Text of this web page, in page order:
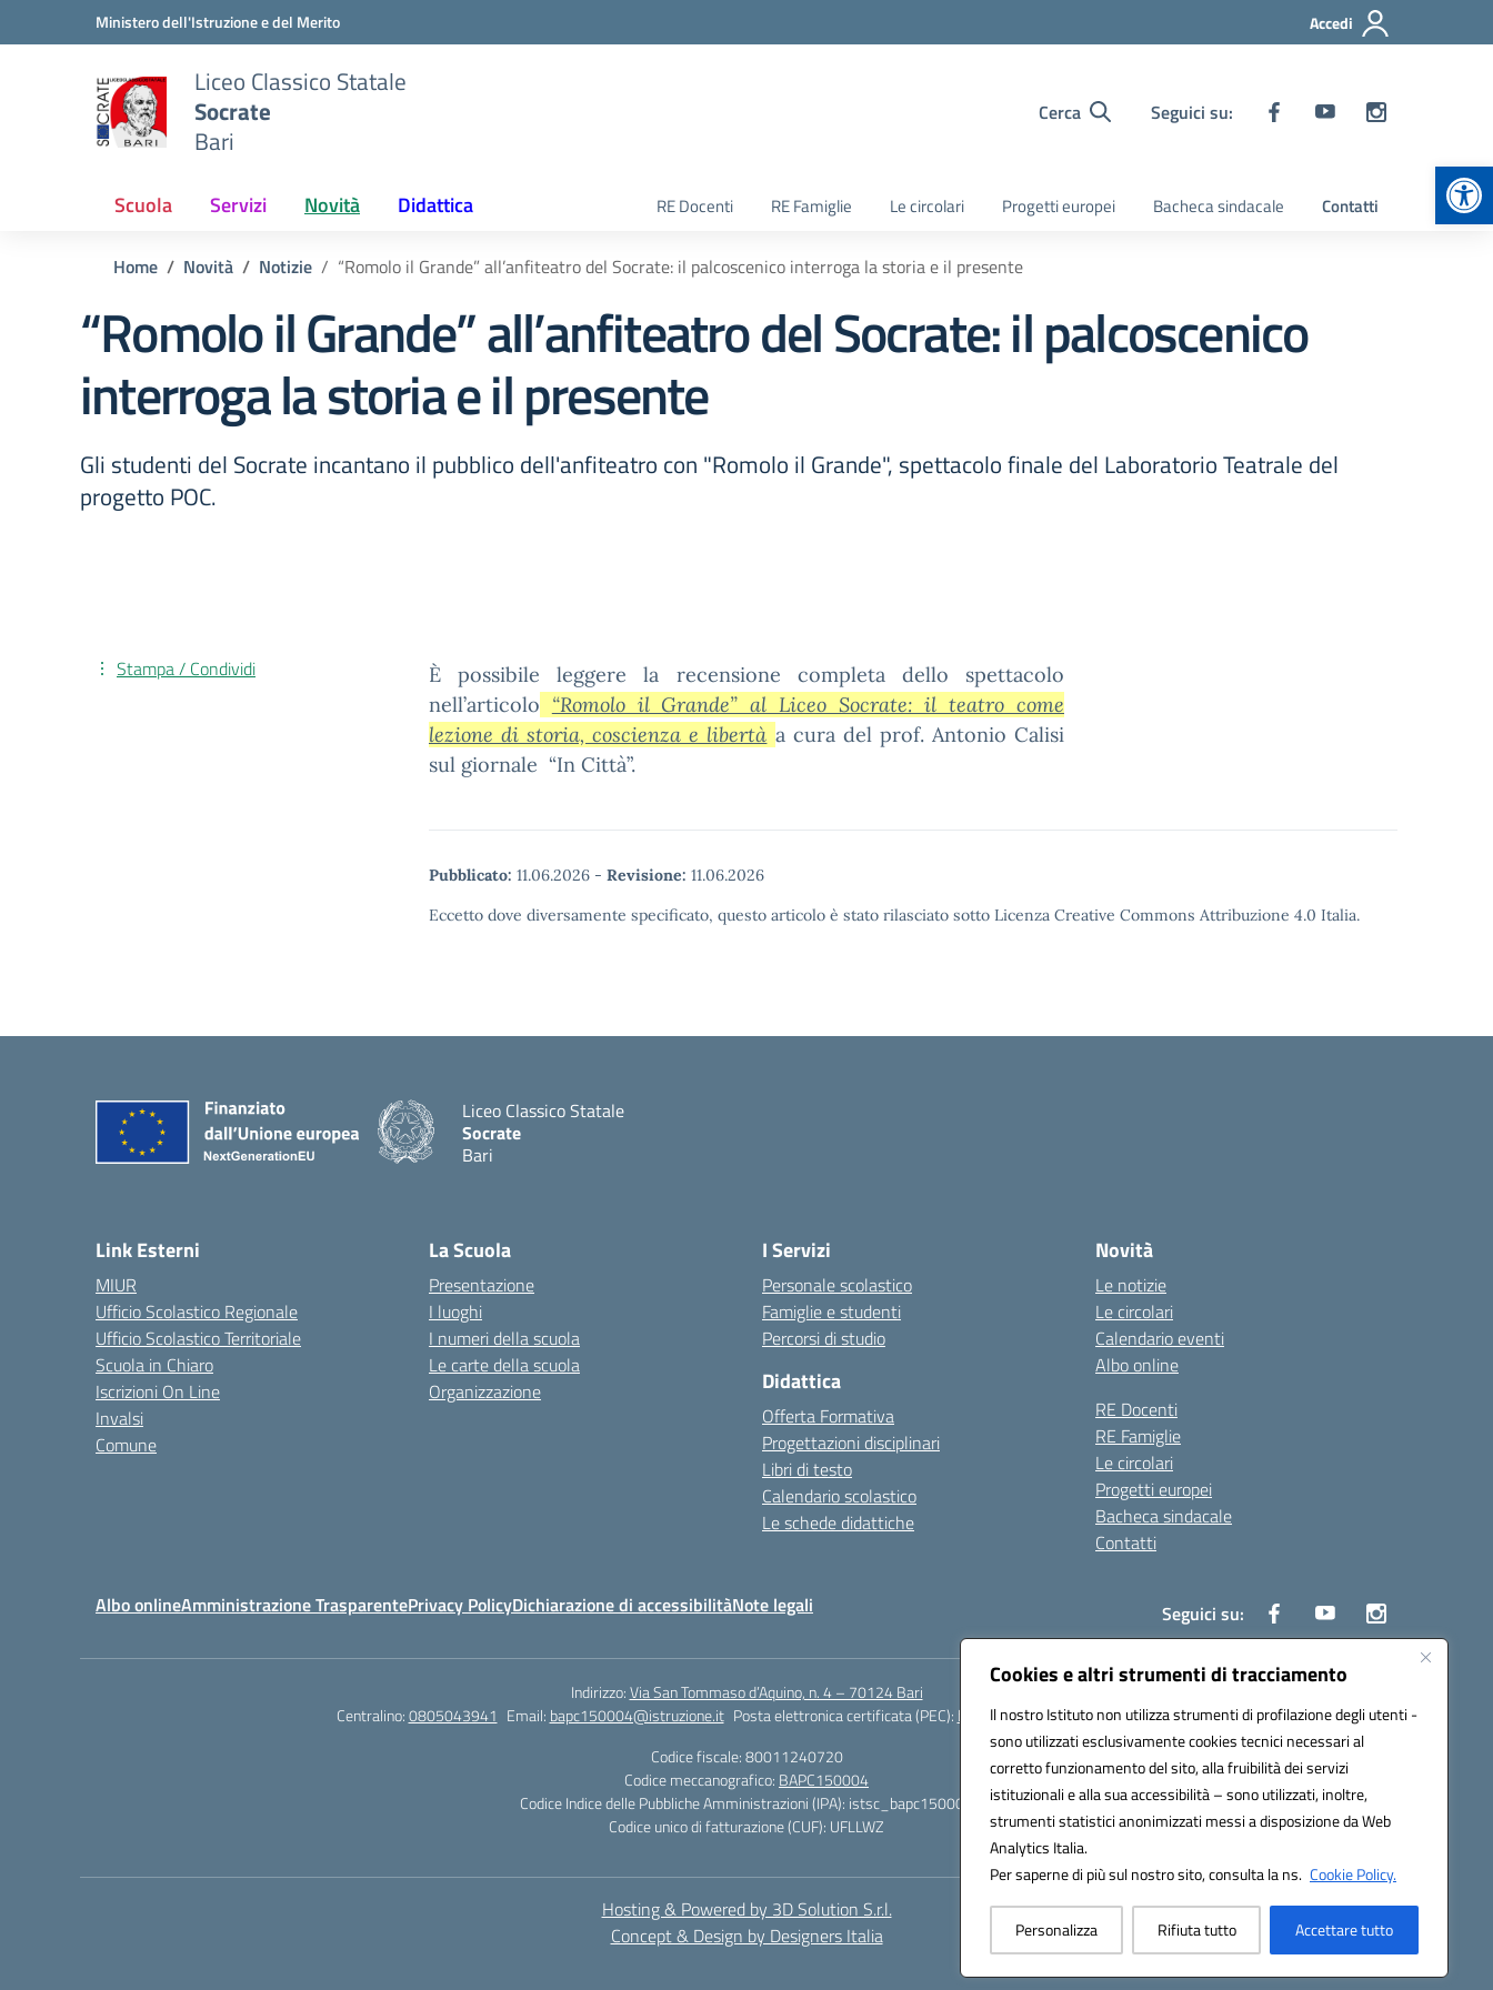
Cookies e altri strumenti di tracciamento
Il nostro Istituto non utilizza strumenti di profilazione degli utenti -
sono utilizzati esclusivamente cookies tecnici necessari al
corretto funzionamento del sito, alla fruibilità dei servizi
istituzionali e alla sua accessibilità – sono utilizzati, inoltre,
strumenti statistici anonimizzati messi a disposizione da Web
Analytics Italia.
Per saperne di più sul nostro sito, consulta la ns. Cookie Policy.
Personalizza Rifiuta tutto Accettare tutto
Vai ai contenuti
Vai al menu di navigazioneMinistero dell'Istruzione e del Merito Accedi
Liceo Classico Statale
Socrate
Bari
Cerca Seguici su:
Scuola Servizi Novità Didattica RE Docenti RE Famiglie Le circolari Progetti europei Bacheca sindacale Contatti
Home Novità Notizie “Romolo il Grande” all’anfiteatro del Socrate: il palcoscenico interroga la storia e il presente
“Romolo il Grande” all’anfiteatro del Socrate: il palcoscenico
interroga la storia e il presente
Gli studenti del Socrate incantano il pubblico dell'anfiteatro con "Romolo il Grande", spettacolo finale del Laboratorio Teatrale del
progetto POC.
È possibile leggere la recensione completa dello spettacolo
nell’articolo “Romolo il Grande” al Liceo Socrate: il teatro come
lezione di storia, coscienza e libertà a cura del prof. Antonio Calisi
sul giornale “In Città”.
Pubblicato: 11.06.2026 - Revisione: 11.06.2026
Eccetto dove diversamente specificato, questo articolo è stato rilasciato sotto Licenza Creative Commons Attribuzione 4.0 Italia.
Stampa / Condividi
Liceo Classico Statale
Socrate
Bari
Link Esterni
MIUR
Ufficio Scolastico Regionale
Ufficio Scolastico Territoriale
Scuola in Chiaro
Iscrizioni On Line
Invalsi
Comune
La Scuola
Presentazione
I luoghi
I numeri della scuola
Le carte della scuola
Organizzazione
I Servizi
Personale scolastico
Famiglie e studenti
Percorsi di studio
Didattica
Offerta Formativa
Progettazioni disciplinari
Libri di testo
Calendario scolastico
Le schede didattiche
Novità
Le notizie
Le circolari
Calendario eventi
Albo online
RE Docenti
RE Famiglie
Le circolari
Progetti europei
Bacheca sindacale
Contatti
Albo onlineAmministrazione TrasparentePrivacy PolicyDichiarazione di accessibilitàNote legali Seguici su:
Indirizzo:Via San Tommaso d’Aquino, n. 4 – 70124 Bari
Centralino:0805043941 Email: bapc150004@istruzione.it Posta elettronica certificata (PEC): bapc150004@pec.istruzione.it
Codice fiscale: 80011240720
Codice meccanografico: BAPC150004
Codice Indice delle Pubbliche Amministrazioni (IPA): istsc_bapc150004
Codice unico di fatturazione (CUF): UFLLWZ
Hosting & Powered by 3D Solution S.r.l.
Concept & Design by Designers Italia